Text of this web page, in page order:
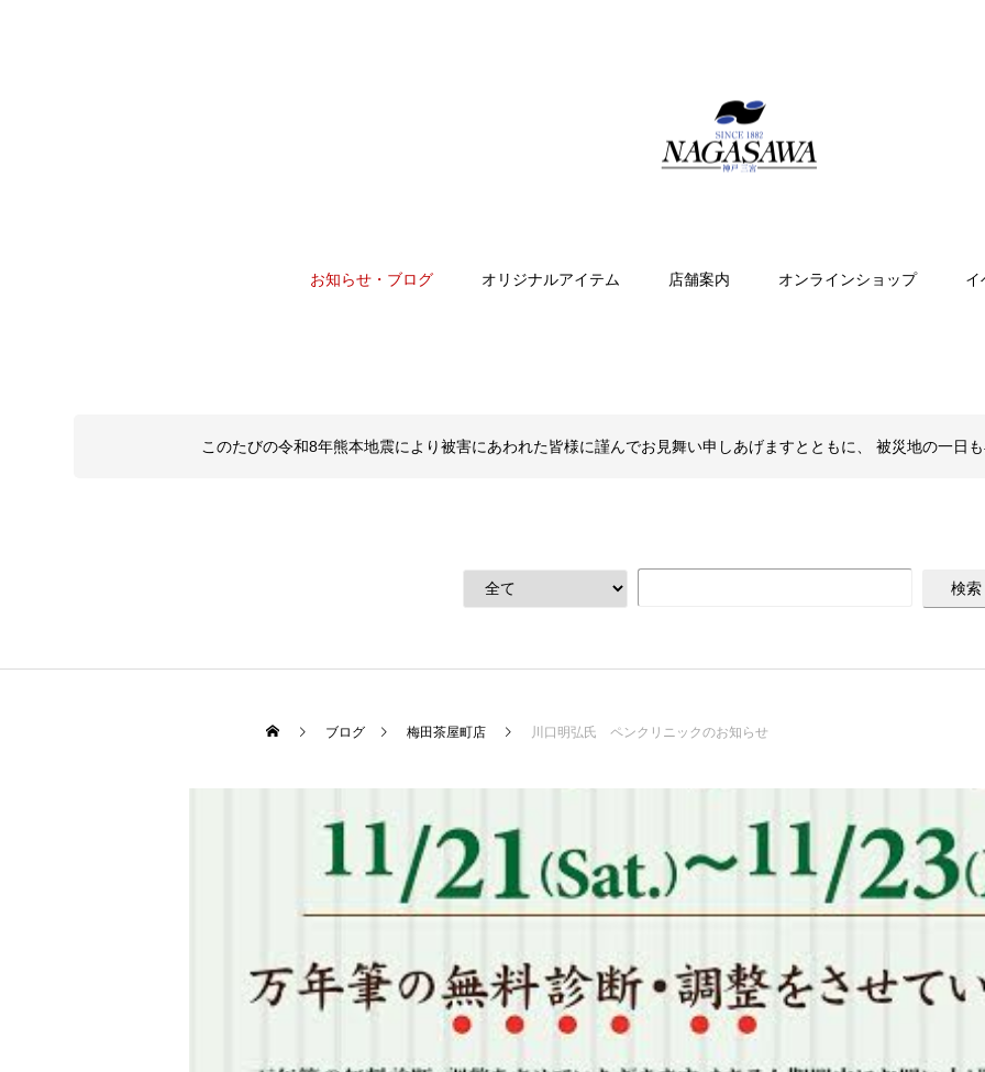
お知らせ・ブログ オリジナルアイテム 店舗案内 オンラインショップ イ
このたびの令和8年熊本地震により被害にあわれた皆様に謹んでお見舞い申しあげますとともに、 被災地の一日
ブログ 梅田茶屋町店 川口明弘氏 ペンクリニックのお知らせ